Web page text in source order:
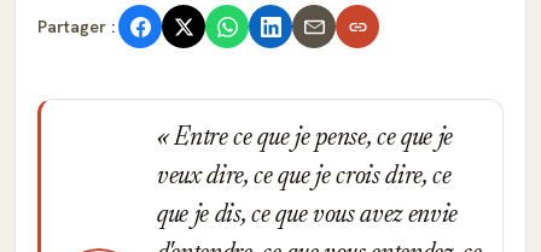
Partager :
Entre ce que je pense, ce que je
veux dire, ce que je crois dire, ce
que je dis, ce que vous avez envie